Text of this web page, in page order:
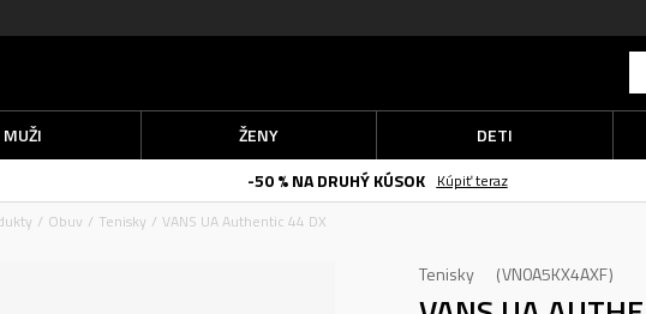
MUŽI ŽENY DETI
-50 % NA DRUHÝ KÚSOK
Kúpiť teraz
Obuv Tenisky VANS UA Authentic 44 DX
Tenisky VN0A5KX4AXF